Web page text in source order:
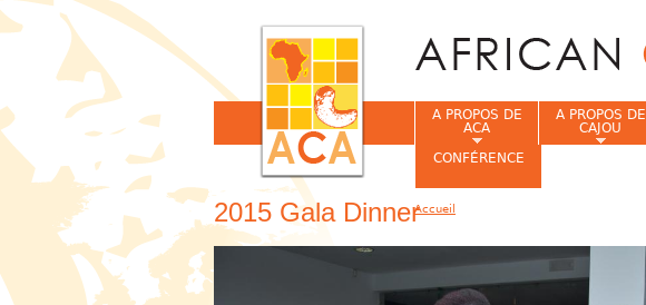
2015 Gala Dinner
A PROPOS DE
ACA
A PROPOS DE
CAJOU
CONFÉRENCE
Vous êtes ici
Accueil